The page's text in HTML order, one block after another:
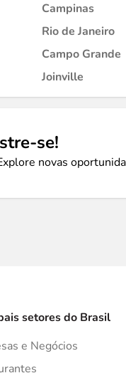
Campinas
Rio de Janeiro
Campo Grande
Joinville
se!
novas
setores do Brasil
e Negócios